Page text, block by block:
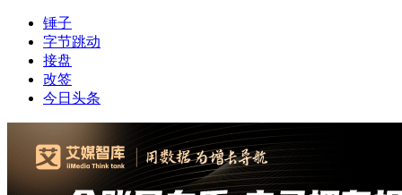
锤子
字节跳动
接盘
改签
今日头条